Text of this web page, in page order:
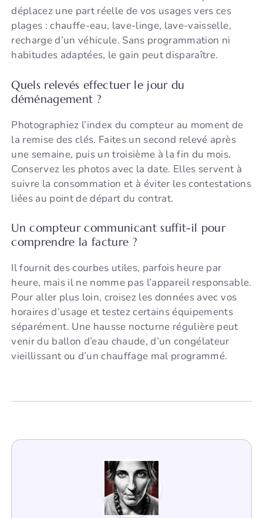
déplacez une part réelle de vos usages vers ces
plages : chauffe-eau, lave-linge, lave-vaisselle,
recharge d’un véhicule. Sans programmation ni
habitudes adaptées, le gain peut disparaître.
Quels relevés effectuer le jour du
déménagement ?
Photographiez l’index du compteur au moment de
la remise des clés. Faites un second relevé après
une semaine, puis un troisième à la fin du mois.
Conservez les photos avec la date. Elles servent à
suivre la consommation et à éviter les contestations
liées au point de départ du contrat.
Un compteur communicant suffit-il pour
comprendre la facture ?
Il fournit des courbes utiles, parfois heure par
heure, mais il ne nomme pas l’appareil responsable.
Pour aller plus loin, croisez les données avec vos
horaires d’usage et testez certains équipements
séparément. Une hausse nocturne régulière peut
venir du ballon d’eau chaude, d’un congélateur
vieillissant ou d’un chauffage mal programmé.